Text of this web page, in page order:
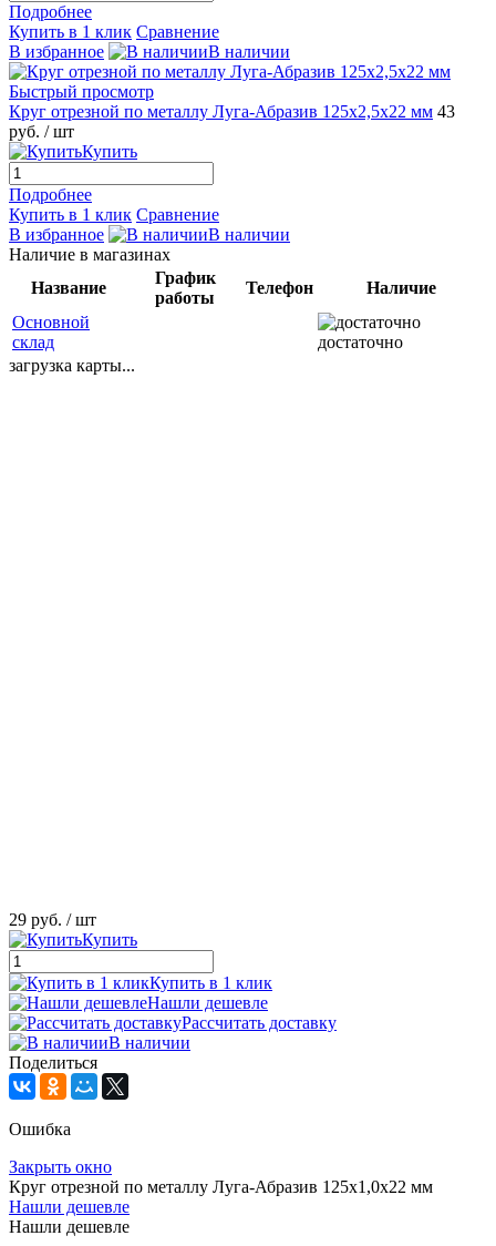
Подробнее
Купить в 1 клик Сравнение
В избранное
В наличии
Быстрый просмотр
Круг отрезной по металлу Луга-Абразив 125x2,5x22 мм 43
руб. / шт
Купить
Подробнее
Купить в 1 клик Сравнение
В избранное
В наличии
Наличие в магазинах
Название
График
работы
Телефон
Наличие
Основной
склад
достаточно
загрузка карты...
29 руб. / шт
Купить
Купить в 1 клик
Нашли дешевле
Рассчитать доставку
В наличии
Поделиться
Ошибка
Закрыть окно
Круг отрезной по металлу Луга-Абразив 125x1,0x22 мм
Нашли дешевле
Нашли дешевле